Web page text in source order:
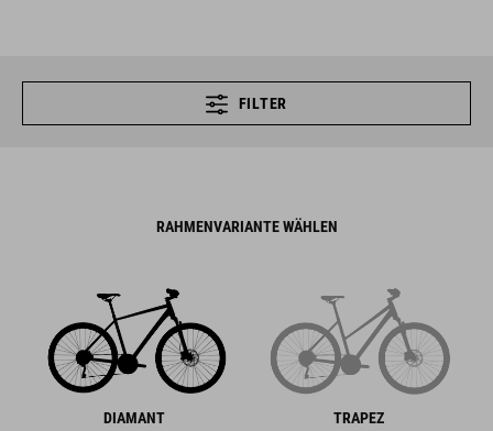
FILTER
RAHMENVARIANTE WÄHLEN
DIAMANT TRAPEZ